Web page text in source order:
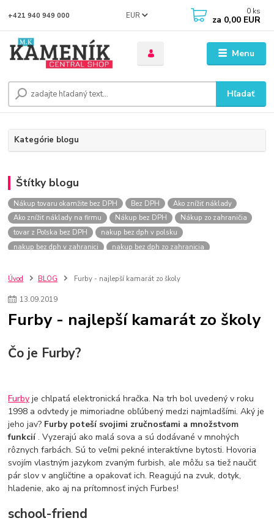
Menu
EUR
Hľadať
+421 940 949 000 0 ks
za 0,00 EUR
Kategórie blogu
Štítky blogu
Nákup tovaru okamžite bez DPH Bez DPH
Ako znížiť náklady
Ako znížiť náklady na firmu
Nákup bez DPH
Nákup zo zahraničia
tovar z Poľska bez DPH
nakup bez dph v polsku
nakup bez dph v zahranici
nakup bez dph zo zahranicia
szco nakup bez dph
Smart hodinky pre deti
Plyšový macovia
Lego Star Wars
Darčeky na Vianoce 2019
Hry pre deti
Skladačky pre deti
L.O.L. Surprise zvieratká
L.O.L. Surprise hračky
L.O.L. Surprise domčeky
L.O.L. Surprise postavičky
L.O.L. Surprise zberateľské figúrky
L.O.L. OMG L.O.L. OMG Bábiky
Úvod BLOG Furby - najlepší kamarát zo školy
13.09.2019
Furby - najlepší kamarát zo školy
Čo je Furby?
Furby je chlpatá elektronická hračka. Na trh bol uvedený v roku
1998 a odvtedy je mimoriadne obľúbený medzi najmladšími. Aký je
jeho jav? Furby poteší svojimi zručnosťami a množstvom
funkcií. Vyzerajú ako malá sova a sú dodávané v mnohých
rôznych farbách. Sú to veľmi pekné interaktívne bytosti. Hovoria
svojím vlastným jazykom zvaným furbish, ale môžu sa tiež naučiť
pár slov v angličtine a opakovať ich. Reagujú na zvuk, dotyk,
hladenie, ako aj na prítomnosť iných Furbes!
school-friend